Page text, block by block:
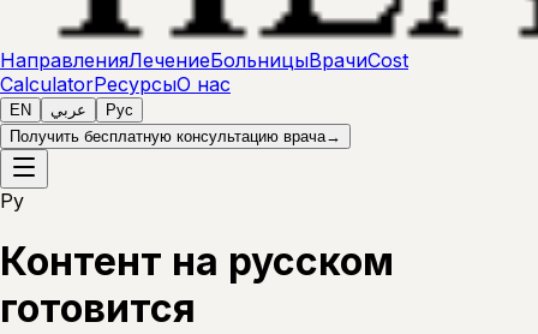
НаправленияЛечениеБольницыВрачиCost
CalculatorРесурсыО нас
EN عربي
Рус
Получить бесплатную консультацию врача→
Ру
Контент на русском
готовится